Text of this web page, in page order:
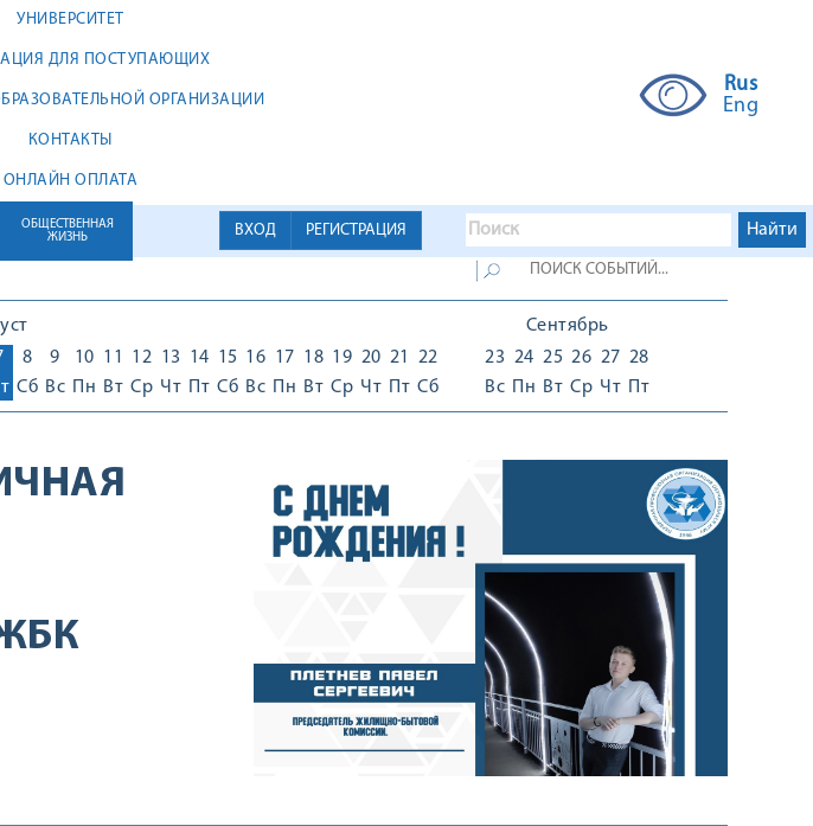
УНИВЕРСИТЕТ
ДЛЯ ПОСТУПАЮЩИХ
ОРГАНИЗАЦИИ
КОНТАКТЫ
ОНЛАЙН ОПЛАТА
Rus
Eng
ВХОД РЕГИСТРАЦИЯ
ОБЩЕСТВЕННАЯ
ЖИЗНЬ
8
Сб
9
Вс
10
Пн
11
Вт
12
Ср
13
Чт
14
Пт
15
Сб
16
Вс
17
Пн
18
Вт
19
Ср
20
Чт
21
Пт
22
Сб
Сентябрь
23
Вс
24
Пн
25
Вт
26
Ср
27
Чт
28
Пт